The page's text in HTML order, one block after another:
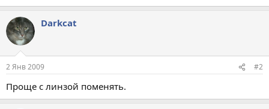
Darkcat
2 Янв 2009 #2
Проще с линзой поменять.